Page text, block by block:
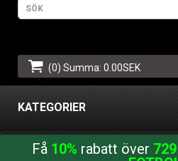
(0) Summa: 0.00SEK
KATEGORIER
Få 10% rabatt över 729